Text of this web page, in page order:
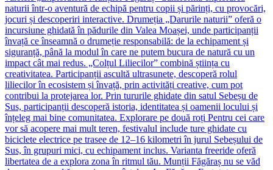
naturii într-o aventură de echipă pentru copii și părinți, cu provocări,
jocuri și descoperiri interactive. Drumeția „Darurile naturii” oferă o
incursiune ghidată în pădurile din Valea Moașei, unde participanții
învață ce înseamnă o drumeție responsabilă: de la echipament și
siguranță, până la modul în care ne putem bucura de natură cu un
impact cât mai redus. „Colțul Liliecilor” combină știința cu
creativitatea. Participanții ascultă ultrasunete, descoperă rolul
liliecilor în ecosistem și învață, prin activități creative, cum pot
contribui la protejarea lor. Prin tururile ghidate din satul Sebeșu de
Sus, participanții descoperă istoria, identitatea și oamenii locului și
înțeleg mai bine comunitatea. Explorare pe două roți Pentru cei care
vor să acopere mai mult teren, festivalul include ture ghidate cu
biciclete electrice pe trasee de 12–16 kilometri în jurul Sebeșului de
Sus, în grupuri mici, cu echipament inclus. Varianta freeride oferă
libertatea de a explora zona în ritmul tău. Munții Făgăraș nu se văd